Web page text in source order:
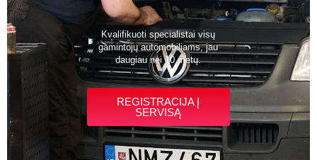
Kvalifikuoti specialistai visų
gamintojų automobiliams, jau
daugiau nei 10 metų.
REGISTRACIJA Į
SERVISĄ